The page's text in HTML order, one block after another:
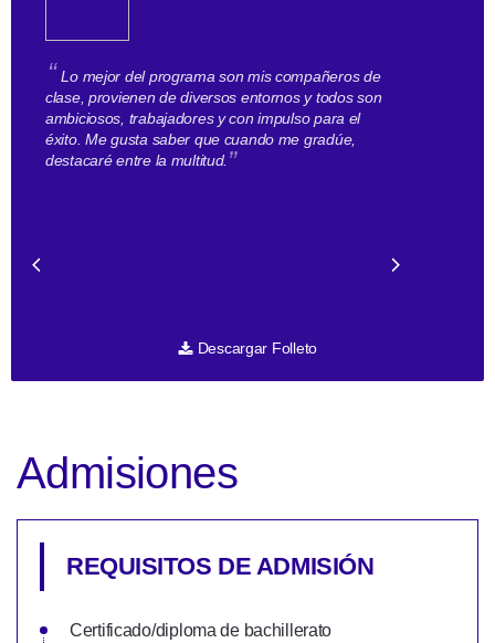
“Lo mejor del programa son mis compañeros de
clase, provienen de diversos entornos y todos son
ambiciosos, trabajadores y con impulso para el
éxito. Me gusta saber que cuando me gradúe,
destacaré entre la multitud. ”
Descargar Folleto
Admisiones
REQUISITOS DE ADMISIÓN
Certificado/diploma de bachillerato